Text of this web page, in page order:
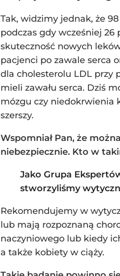
Tak, widzimy jednak, że
podczas gdy wcześniej 26
skuteczność nowych
pacjenci po zawale serca
dla cholesterolu LDL przy
mieli zawału serca. Dziś
mózgu czy niedokrwienia
szerszy.
Wspomniał Pan, że
niebezpiecznie. Kto w
Jako Grupa
stworzyliśmy
Rekomendujemy w
lub mają rozpoznaną
naczyniowego lub kiedy
a także kobiety w ciąży.